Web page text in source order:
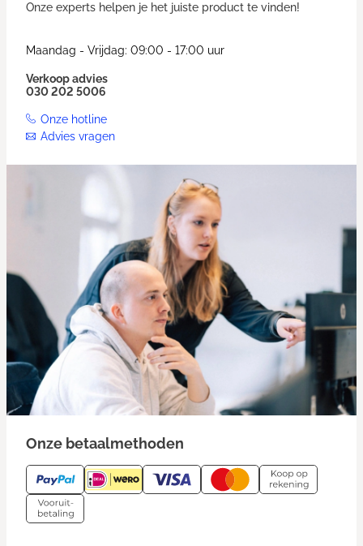
Onze experts helpen je het juiste product te vinden!
Maandag - Vrijdag: 09:00 - 17:00 uur
Verkoop advies
030 202 5006
Onze hotline
Advies vragen
Onze betaalmethoden